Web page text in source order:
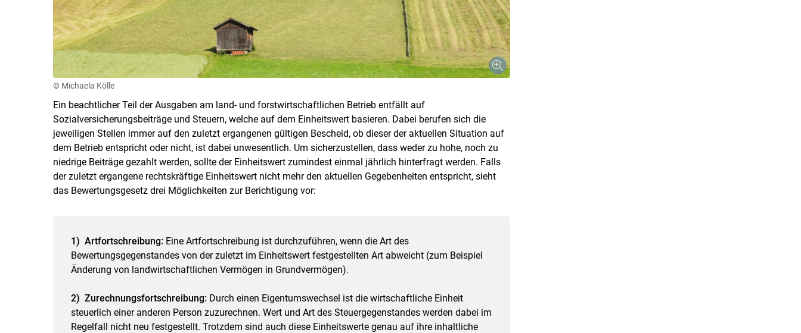
Skip to main content
© Michaela Kölle
Ein beachtlicher Teil der Ausgaben am land- und forstwirtschaftlichen Betrieb entfällt auf
Sozialversicherungsbeiträge und Steuern, welche auf dem Einheitswert basieren. Dabei berufen sich die
jeweiligen Stellen immer auf den zuletzt ergangenen gültigen Bescheid, ob dieser der aktuellen Situation auf
dem Betrieb entspricht oder nicht, ist dabei unwesentlich. Um sicherzustellen, dass weder zu hohe, noch zu
niedrige Beiträge gezahlt werden, sollte der Einheitswert zumindest einmal jährlich hinterfragt werden. Falls
der zuletzt ergangene rechtskräftige Einheitswert nicht mehr den aktuellen Gegebenheiten entspricht, sieht
das Bewertungsgesetz drei Möglichkeiten zur Berichtigung vor:
1) Artfortschreibung: Eine Artfortschreibung ist durchzuführen, wenn die Art des
Bewertungsgegenstandes von der zuletzt im Einheitswert festgestellten Art abweicht (zum Beispiel
Änderung von landwirtschaftlichen Vermögen in Grundvermögen).
2) Zurechnungsfortschreibung: Durch einen Eigentumswechsel ist die wirtschaftliche Einheit
steuerlich einer anderen Person zuzurechnen. Wert und Art des Steuergegenstandes werden dabei im
Regelfall nicht neu festgestellt. Trotzdem sind auch diese Einheitswerte genau auf ihre inhaltliche